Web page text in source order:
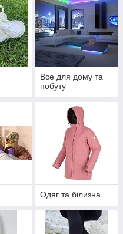
Все для дому та
побуту
Одяг та білизна.